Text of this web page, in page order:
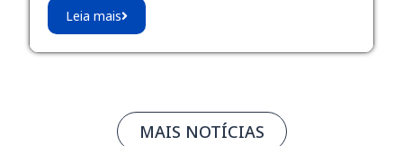
Leia mais
MAIS NOTÍCIAS